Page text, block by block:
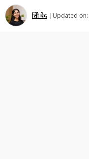
प्रिती वेद |Updated on: